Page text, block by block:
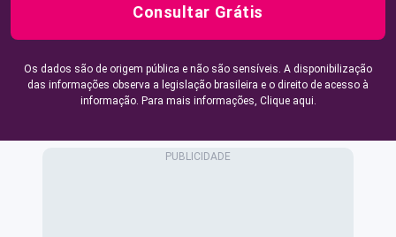
Consultar Grátis
Os dados são de origem pública e não são sensíveis. A disponibilização
das informações observa a legislação brasileira e o direito de acesso à
informação. Para mais informações, Clique aqui.